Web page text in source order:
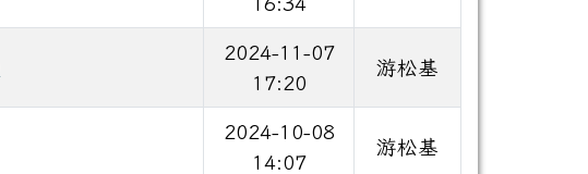
2024-11-07
17:20
游松基
2024-10-08
14:07
游松基